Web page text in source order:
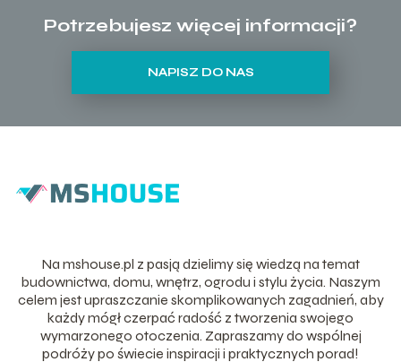
Potrzebujesz więcej informacji?
NAPISZ DO NAS
Na mshouse.pl z pasją dzielimy się wiedzą na temat
budownictwa, domu, wnętrz, ogrodu i stylu życia. Naszym
celem jest upraszczanie skomplikowanych zagadnień, aby
każdy mógł czerpać radość z tworzenia swojego
wymarzonego otoczenia. Zapraszamy do wspólnej
podróży po świecie inspiracji i praktycznych porad!